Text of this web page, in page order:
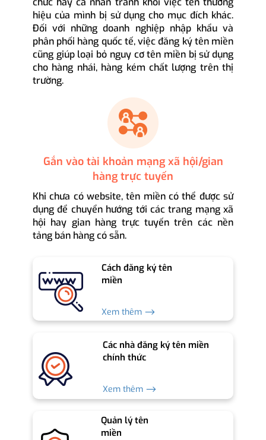
hiệu của mình bị sử dụng cho mục đích khác.
Đối với những doanh nghiệp nhập khẩu và
phân phối hàng quốc tế, việc đăng ký tên miền
cũng giúp loại bỏ nguy cơ tên miền bị sử dụng
cho hàng nhái, hàng kém chất lượng trên thị
trường.
Gắn vào tài khoản mạng xã hội/gian
hàng trực tuyến
Khi chưa có website, tên miền có thể được sử
dụng để chuyển hướng tới các trang mạng xã
hội hay gian hàng trực tuyến trên các nền
tảng bán hàng có sẵn.
Cách đăng ký tên
miền
Xem thêm ⟶
Các nhà đăng ký tên miền
chính thức
Xem thêm ⟶
Quản lý tên
miền